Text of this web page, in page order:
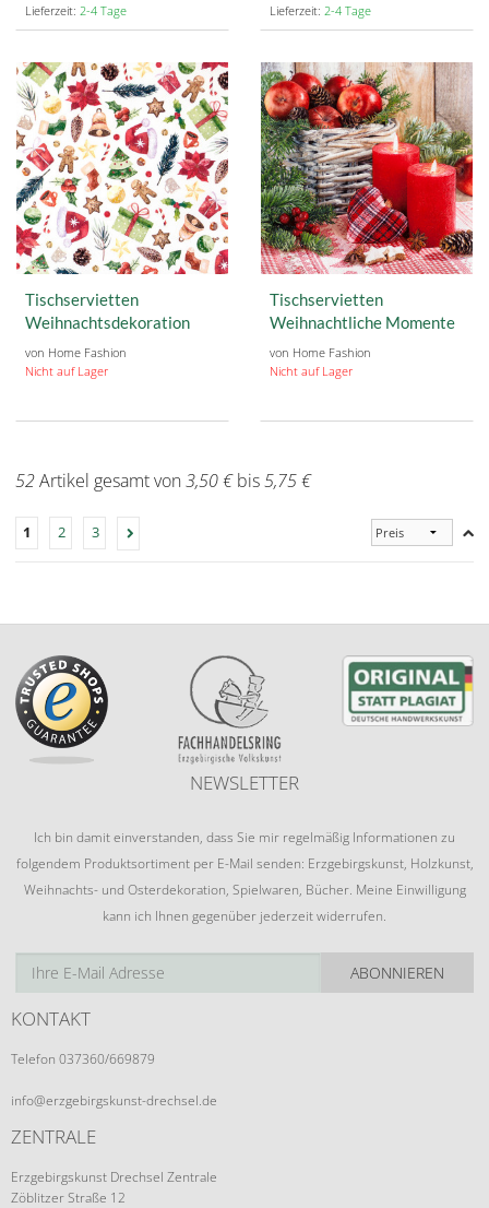
Lieferzeit: 2-4 Tage Lieferzeit: 2-4 Tage
Tischservietten
Weihnachtsdekoration
von Home Fashion
Nicht auf Lager
Tischservietten
Weihnachtliche Momente
von Home Fashion
Nicht auf Lager
52Artikel gesamt von3,50 €bis5,75 €
1 2 3
NEWSLETTER
Ich bin damit einverstanden, dass Sie mir regelmäßig Informationen zu
folgendem Produktsortiment per E-Mail senden: Erzgebirgskunst, Holzkunst,
Weihnachts- und Osterdekoration, Spielwaren, Bücher. Meine Einwilligung
kann ich Ihnen gegenüber jederzeit widerrufen.
ABONNIEREN
KONTAKT
Telefon 037360/669879
info@erzgebirgskunst-drechsel.de
ZENTRALE
Erzgebirgskunst Drechsel Zentrale
Zöblitzer Straße 12